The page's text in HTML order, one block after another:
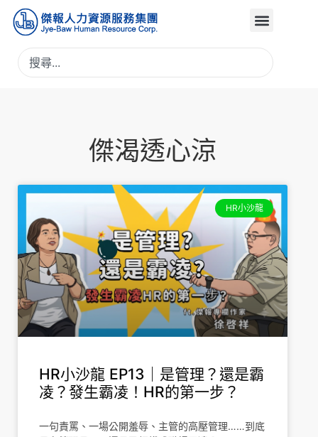
傑渴透心涼
HR小沙龍
HR小沙龍 EP13｜是管理？還是霸
凌？發生霸凌！HR的第一步？
一句責罵、一場公開羞辱、主管的高壓管理……到底